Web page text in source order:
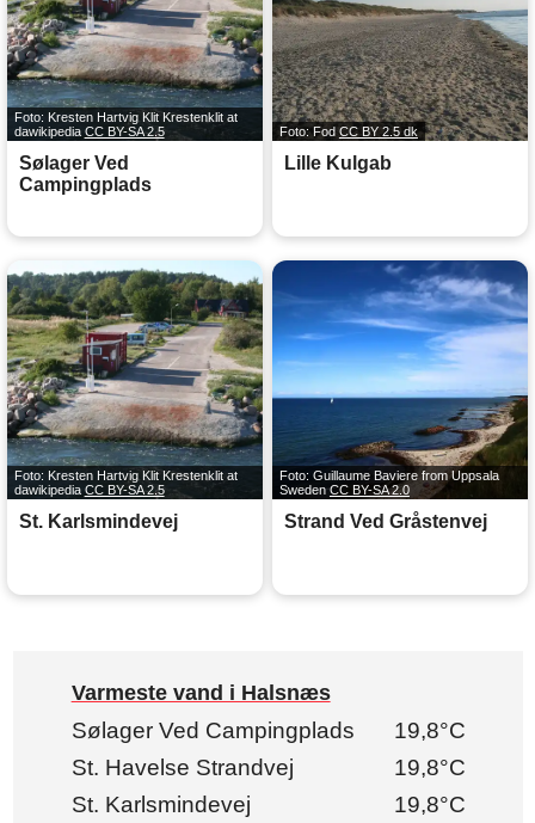
Foto: Kresten Hartvig Klit Krestenklit at
dawikipedia CC BY-SA 2.5
Sølager Ved
Campingplads
Foto: Fod CC BY 2.5 dk
Lille Kulgab
Foto: Kresten Hartvig Klit Krestenklit at
dawikipedia CC BY-SA 2.5
St. Karlsmindevej
Foto: Guillaume Baviere from Uppsala
SwedenCC BY-SA 2.0
Strand Ved Gråstenvej
Varmeste vand i Halsnæs
Sølager Ved Campingplads
19,8°C
St. Havelse Strandvej
19,8°C
St. Karlsmindevej
19,8°C